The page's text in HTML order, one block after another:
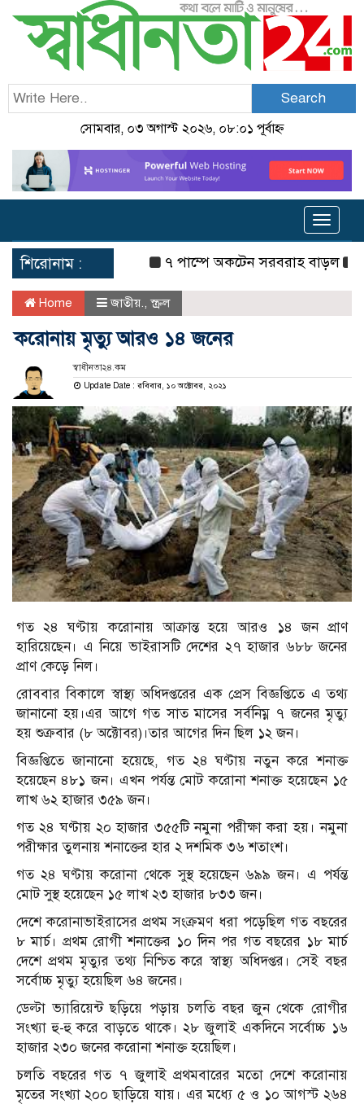
Search
সোমবার, ০৩ অগাস্ট ২০২৬, ০৮:০১ পূর্বাহ্ন
Toggle
শিরোনাম : ৭ পাম্পে অকটেন সরবরাহ বাড়ল
Home জাতীয়.,স্ক্রল
করোনায় মৃত্যু আরও ১৪ জনের
স্বাধীনতা২৪.কম
Update Date : রবিবার, ১০ অক্টোবর, ২০২১
গত ২৪ ঘণ্টায় করোনায় আক্রান্ত হয়ে আরও ১৪ জন প্রাণ
হারিয়েছেন। এ নিয়ে ভাইরাসটি দেশের ২৭ হাজার ৬৮৮ জনের
প্রাণ কেড়ে নিল।
রোববার বিকালে স্বাস্থ্য অধিদপ্তরের এক প্রেস বিজ্ঞপ্তিতে এ তথ্য
জানানো হয়।এর আগে গত সাত মাসের সর্বনিম্ন ৭ জনের মৃত্যু
হয় শুক্রবার (৮ অক্টোবর)।তার আগের দিন ছিল ১২ জন।
বিজ্ঞপ্তিতে জানানো হয়েছে, গত ২৪ ঘণ্টায় নতুন করে শনাক্ত
হয়েছেন ৪৮১ জন। এখন পর্যন্ত মোট করোনা শনাক্ত হয়েছেন ১৫
লাখ ৬২ হাজার ৩৫৯ জন।
গত ২৪ ঘণ্টায় ২০ হাজার ৩৫৫টি নমুনা পরীক্ষা করা হয়। নমুনা
পরীক্ষার তুলনায় শনাক্তের হার ২ দশমিক ৩৬ শতাংশ।
গত ২৪ ঘণ্টায় করোনা থেকে সুস্থ হয়েছেন ৬৯৯ জন। এ পর্যন্ত
মোট সুস্থ হয়েছেন ১৫ লাখ ২৩ হাজার ৮৩৩ জন।
দেশে করোনাভাইরাসের প্রথম সংক্রমণ ধরা পড়েছিল গত বছরের
৮ মার্চ। প্রথম রোগী শনাক্তের ১০ দিন পর গত বছরের ১৮ মার্চ
দেশে প্রথম মৃত্যুর তথ্য নিশ্চিত করে স্বাস্থ্য অধিদপ্তর। সেই বছর
সর্বোচ্চ মৃত্যু হয়েছিল ৬৪ জনের।
ডেল্টা ভ্যারিয়েন্ট ছড়িয়ে পড়ায় চলতি বছর জুন থেকে রোগীর
সংখ্যা হু-হু করে বাড়তে থাকে। ২৮ জুলাই একদিনে সর্বোচ্চ ১৬
হাজার ২৩০ জনের করোনা শনাক্ত হয়েছিল।
চলতি বছরের গত ৭ জুলাই প্রথমবারের মতো দেশে করোনায়
মৃতের সংখ্যা ২০০ ছাড়িয়ে যায়। এর মধ্যে ৫ ও ১০ আগস্ট ২৬৪